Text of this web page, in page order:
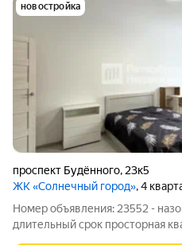
новостройка
проспект Будённого, 23к5
ЖК «Солнечный город», 4
Номер объявления: 23552 -
длительный срок просторная